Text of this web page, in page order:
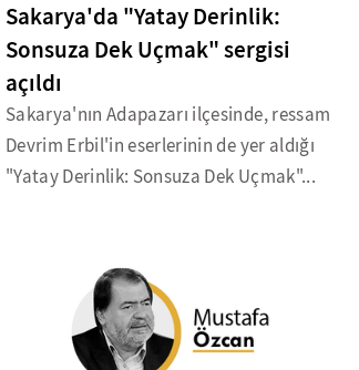
Sakarya'da "Yatay Derinlik:
Sonsuza Dek Uçmak" sergisi
açıldı
Sakarya'nın Adapazarı ilçesinde, ressam
Devrim Erbil'in eserlerinin de yer aldığı
"Yatay Derinlik: Sonsuza Dek Uçmak"...